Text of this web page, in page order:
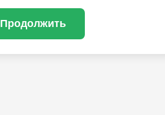
Продолжить